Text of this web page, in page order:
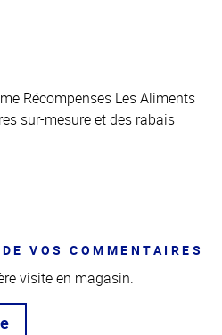
Récompenses Les Aliments
sur-mesure et des rabais
VOS COMMENTAIRES
visite en magasin.